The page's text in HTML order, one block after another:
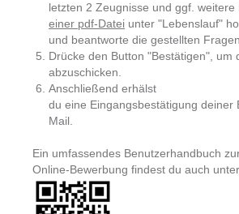
letzten 2 Zeugnisse und ggf. weitere
einer pdf-Datei unter "Lebenslauf"
und beantworte die gestellten Fragen.
Drücke den Button "Bestätigen", um
abzuschicken.
Anschließend erhälst
du eine Eingangsbestätigung deiner
Mail.
Ein umfassendes Benutzerhandbuch
Online-Bewerbung findest du auch